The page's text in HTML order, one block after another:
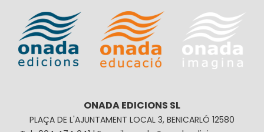
ONADA EDICIONS SL
PLAÇA DE L'AJUNTAMENT LOCAL 3, BENICARLÓ 12580